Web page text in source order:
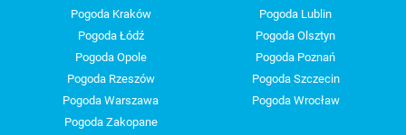
Pogoda Kraków
Pogoda Lublin
Pogoda Łódź
Pogoda Olsztyn
Pogoda Opole
Pogoda Poznań
Pogoda Rzeszów
Pogoda Szczecin
Pogoda Warszawa
Pogoda Wrocław
Pogoda Zakopane